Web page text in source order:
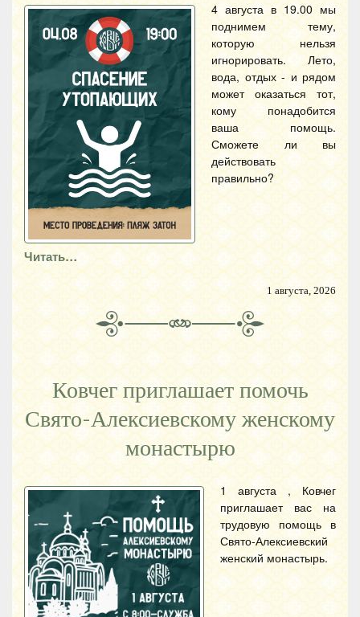
4 августа в 19.00 мы
поднимем тему,
которую нельзя
игнорировать. Лето,
вода, отдых - и рядом
может оказаться тот,
кому понадобится
ваша помощь.
Сможете ли вы
действовать
правильно?
Читать…
1 августа, 2026
Ковчег приглашает помочь
Свято-Алексиевскому женскому
монастырю
1 августа , Ковчег
приглашает вас на
трудовую помощь в
Свято-Алексиевский
женский монастырь.